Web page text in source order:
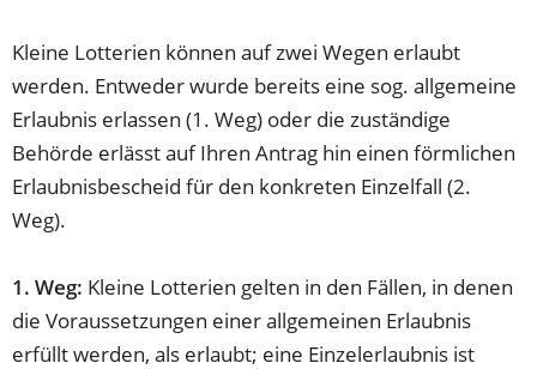
Kleine Lotterien können auf zwei Wegen erlaubt
werden. Entweder wurde bereits eine sog. allgemeine
Erlaubnis erlassen (1. Weg) oder die zuständige
Behörde erlässt auf Ihren Antrag hin einen förmlichen
Erlaubnisbescheid für den konkreten Einzelfall (2.
Weg).
1. Weg: Kleine Lotterien gelten in den Fällen, in denen
die Voraussetzungen einer allgemeinen Erlaubnis
erfüllt werden, als erlaubt; eine Einzelerlaubnis ist